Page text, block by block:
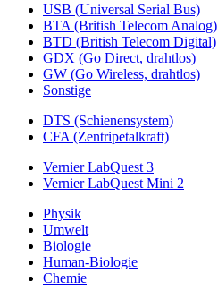
USB (Universal Serial Bus)
BTA (British Telecom Analog)
BTD (British Telecom Digital)
GDX (Go Direct, drahtlos)
GW (Go Wireless, drahtlos)
Sonstige
DTS (Schienensystem)
CFA (Zentripetalkraft)
Vernier LabQuest 3
Vernier LabQuest Mini 2
Physik
Umwelt
Biologie
Human-Biologie
Chemie